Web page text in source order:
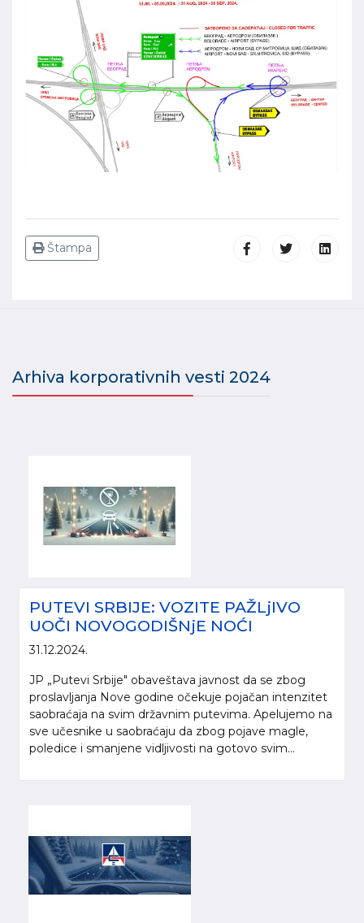
Štampa
Arhiva korporativnih vesti 2024
PUTEVI SRBIJE: VOZITE PAŽLjIVO
UOČI NOVOGODIŠNjE NOĆI
31.12.2024.
JP „Putevi Srbije" obaveštava javnost da se zbog
proslavljanja Nove godine očekuje pojačan intenzitet
saobraćaja na svim državnim putevima. Apelujemo na
sve učesnike u saobraćaju da zbog pojave magle,
poledice i smanjene vidljivosti na gotovo svim...